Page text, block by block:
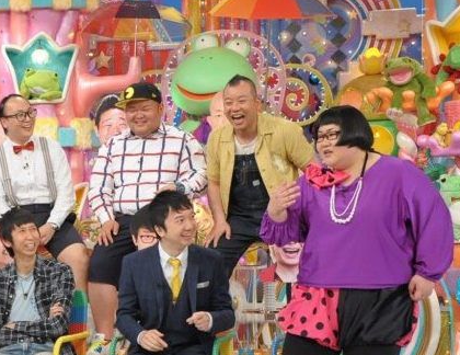
『アイ＝ラブ！げー
E齋藤樹愛羅＆佐々木
ビュー